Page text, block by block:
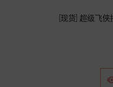
[现货] 超级飞